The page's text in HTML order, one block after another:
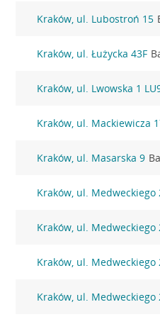
Kraków, ul. Lubostroń 15
Kraków, ul. Łużycka 43F
Kraków, ul. Lwowska 1
Kraków, ul. Mackiewicza
Kraków, ul. Masarska 9
Kraków, ul. Medweckiego
Kraków, ul. Medweckiego
Kraków, ul. Medweckiego
Kraków, ul. Medweckiego